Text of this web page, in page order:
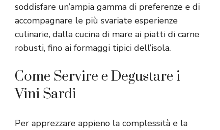
soddisfare un’ampia gamma di preferenze e di
accompagnare le più svariate esperienze
culinarie, dalla cucina di mare ai piatti di carne
robusti, fino ai formaggi tipici dell’isola.
Come Servire e Degustare i
Vini Sardi
Per apprezzare appieno la complessità e la